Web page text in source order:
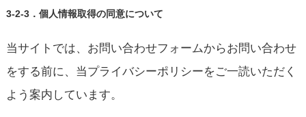
3-2-3．個人情報取得の同意について
当サイトでは、お問い合わせフォームからお問い合わせ
をする前に、当プライバシーポリシーをご一読いただく
よう案内しています。